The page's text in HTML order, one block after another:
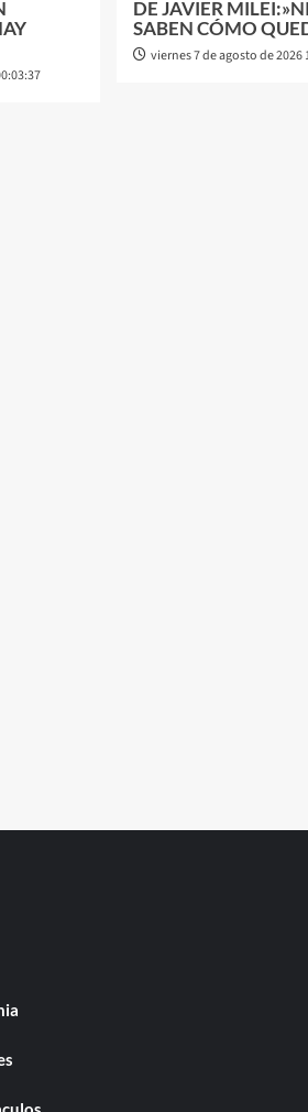
DE JAVIER
SABEN CÓMO
viernes 7 de agosto de 2026